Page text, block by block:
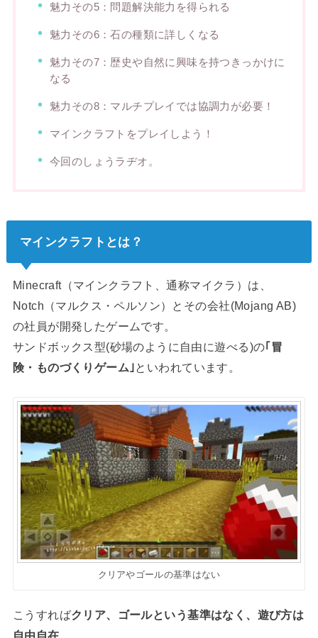
魅力その5：問題解決能力を得られる
魅力その6：石の種類に詳しくなる
魅力その7：歴史や自然に興味を持つきっかけに
なる
魅力その8：マルチプレイでは協調力が必要！
マインクラフトをプレイしよう！
今回のしょうラヂオ。
マインクラフトとは？
Minecraft（マインクラフト、通称マイクラ）は、
Notch（マルクス・ペルソン）とその会社(Mojang AB)
の社員が開発したゲームです。
サンドボックス型(砂場のように自由に遊べる)の｢冒
険・ものづくりゲーム｣といわれています。
クリアやゴールの基準はない
こうすればクリア、ゴールという基準はなく、遊び方は
自由自在